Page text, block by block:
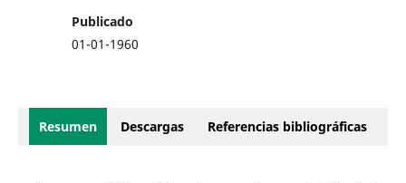
Publicado
01-01-1960
Resumen Descargas Referencias bibliográficas